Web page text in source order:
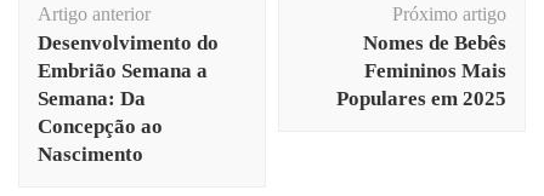
de
post
Artigo anterior
Desenvolvimento do
Embrião Semana a
Semana: Da
Concepção ao
Nascimento
Próximo artigo
Nomes de Bebês
Femininos Mais
Populares em 2025